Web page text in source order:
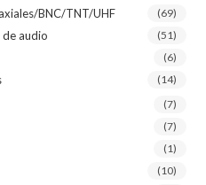
BNC/TNT/UHF (69)
audio (51)
(6)
(14)
(7)
(7)
(1)
(10)